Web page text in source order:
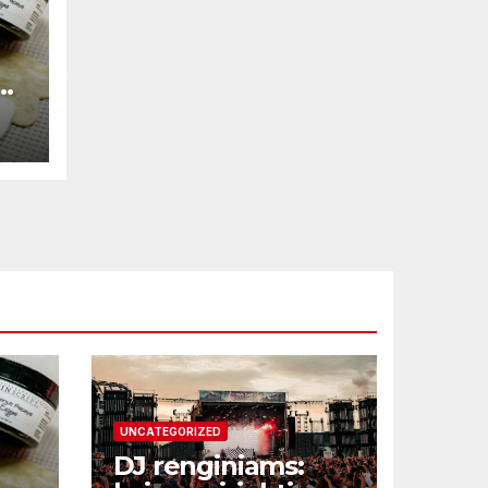
UNCATEGORIZED
DJ renginiams: